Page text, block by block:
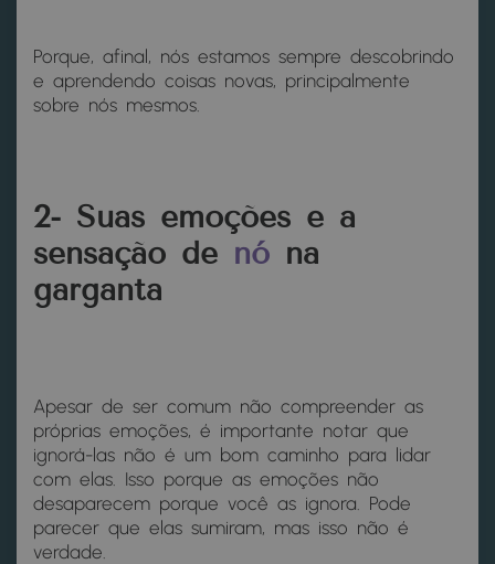
Porque, afinal, nós estamos sempre descobrindo
e aprendendo coisas novas, principalmente
sobre nós mesmos.
2- Suas emoções e a
sensação de nó na
garganta
Apesar de ser comum não compreender as
próprias emoções, é importante notar que
ignorá-las não é um bom caminho para lidar
com elas. Isso porque as emoções não
desaparecem porque você as ignora. Pode
parecer que elas sumiram, mas isso não é
verdade.